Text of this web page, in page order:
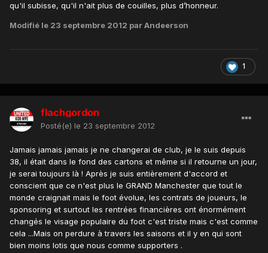
qu'il subisse, qu'il n'ait plus de couilles, plus d’honneur.
Modifié le 23 septembre 2012 par Andeerson
1
flachgordon
Posté(e) le 23 septembre 2012
Jamais jamais jamais je ne changerai de club, je le suis depuis
38, il était dans le fond des cartons et même si il retourne un jour,
je serai toujours là ! Après je suis entièrement d'accord et
conscient que ce n'est plus le GRAND Manchester que tout le
monde craignait mais le foot évolue, les contrats de joueurs, le
sponsoring et surtout les rentrées financières ont énormément
changés le visage populaire du foot c'est triste mais c'est comme
cela ...Mais on perdure à travers les saisons et il y en qui sont
bien moins lotis que nous comme supporters .